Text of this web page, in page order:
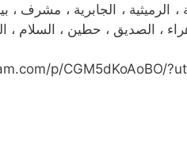
، الجابرية ، مشرف ،
، الصديق ، حطين ، السلام ،
p/CGM5dKoAoBO/